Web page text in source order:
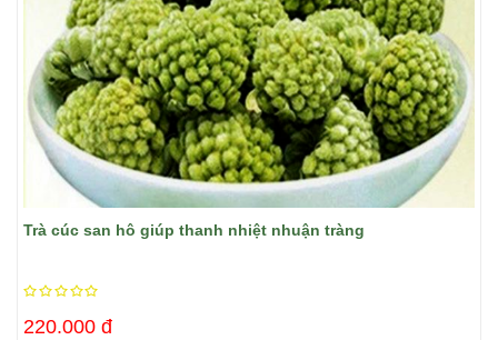
Trà cúc san hô giúp thanh nhiệt nhuận tràng
220.000 đ